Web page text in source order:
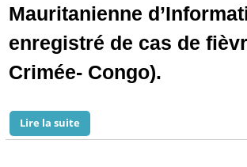
Mauritanienne
enregistré de cas de
Crimée- Congo).
Lire la suite